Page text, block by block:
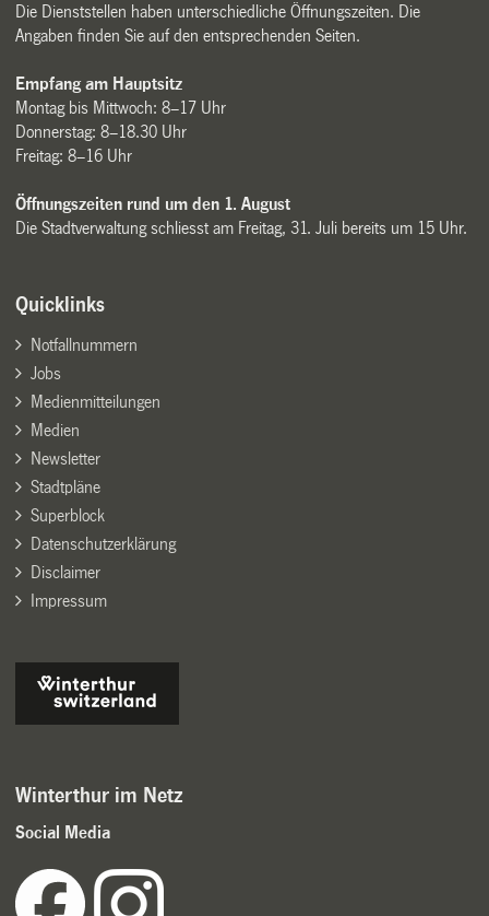
Die Dienststellen haben unterschiedliche Öffnungszeiten. Die
Angaben finden Sie auf den entsprechenden Seiten.
Empfang am Hauptsitz
Montag bis Mittwoch: 8–17 Uhr
Donnerstag: 8–18.30 Uhr
Freitag: 8–16 Uhr
Öffnungszeiten rund um den 1. August
Die Stadtverwaltung schliesst am Freitag, 31. Juli bereits um 15 Uhr.
Quicklinks
Notfallnummern
Jobs
Medienmitteilungen
Medien
Newsletter
Stadtpläne
Superblock
Datenschutzerklärung
Disclaimer
Impressum
Winterthur im Netz
Social Media